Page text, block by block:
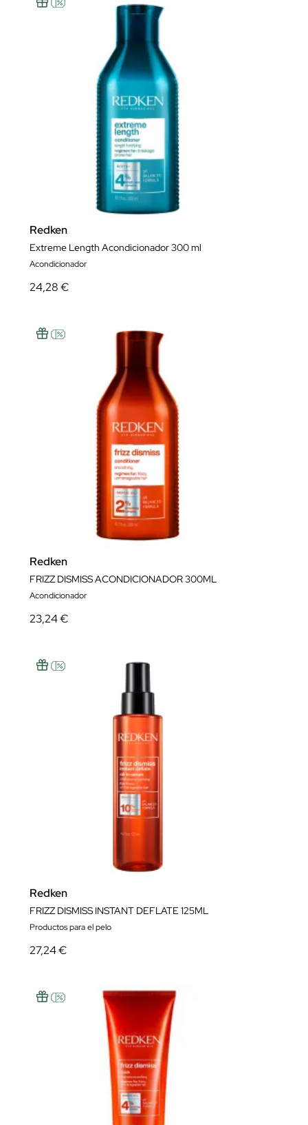
Redken
Extreme Length Acondicionador 300 ml
Acondicionador
24,28 €
Redken
FRIZZ DISMISS ACONDICIONADOR 300ML
Acondicionador
23,24 €
Redken
FRIZZ DISMISS INSTANT DEFLATE 125ML
Productos para el pelo
27,24 €